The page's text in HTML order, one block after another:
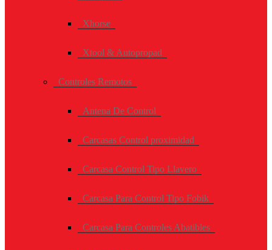
Xhorse
Xtool & Autopropad
Controles Remotos
Antena De Control
Carcasas Control proximidad
Carcasa Control Tipo Llavero
Carcasa Para Control Tipo Fobik
Carcasa Para Controles Abatibles